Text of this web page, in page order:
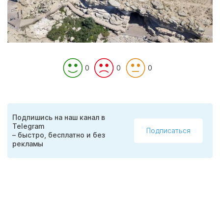
0 0 0
Подпишись на наш канал в
Telegram
– быстро, бесплатно и без
рекламы
Подписаться